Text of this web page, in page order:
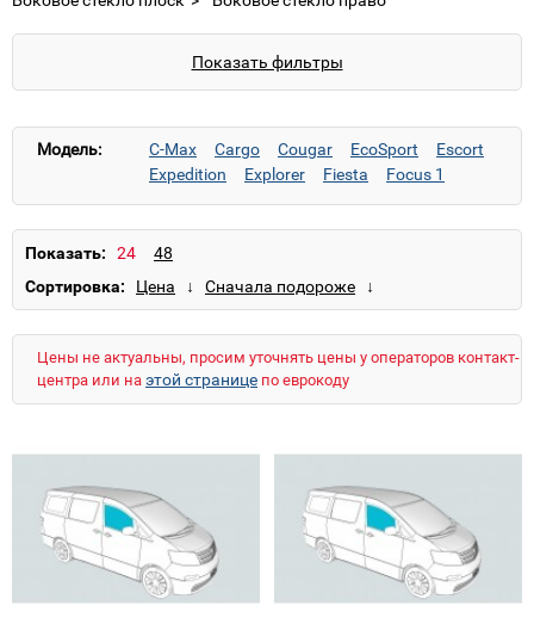
Показать фильтры
Модель: C-Max Cargo Cougar EcoSport
Escort
Expedition
Explorer Fiesta
Focus 1
Navigator
Transit
Transit (длинный низкий)
Показать:
Сортировка:
Цены не актуальны, просим уточнять цены у операторов контакт-
центра или на этой странице по еврокоду